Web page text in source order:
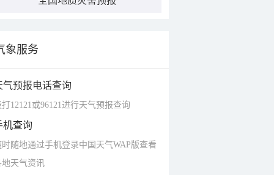
象服务
气预报电话查询
打12121或96121进行天气预报查询
机查询
时随地通过手机登录中国天气WAP版查看
地天气资讯